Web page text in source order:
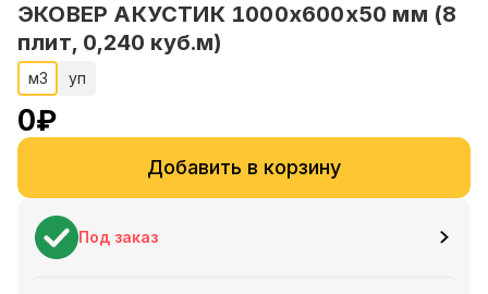
ЭКОВЕР АКУСТИК 1000х600х50 мм (8
плит, 0,240 куб.м)
м3 уп
0₽
Добавить в корзину
Под заказ